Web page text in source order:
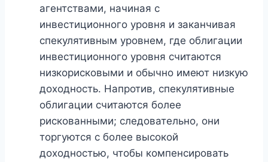
агентствами, начиная с
инвестиционного уровня и заканчивая
спекулятивным уровнем, где облигации
инвестиционного уровня считаются
низкорисковыми и обычно имеют низкую
доходность. Напротив, спекулятивные
облигации считаются более
рискованными; следовательно, они
торгуются с более высокой
доходностью, чтобы компенсировать